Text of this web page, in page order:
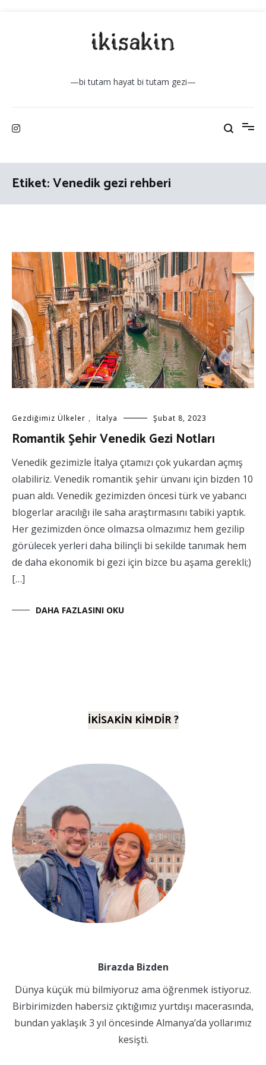
—bi tutam hayat bi tutam gezi—
Etiket:Venedik gezi rehberi
Gezdiğimiz Ülkeler , İtalya Şubat 8, 2023
Romantik Şehir Venedik Gezi Notları
Venedik gezimizle İtalya çıtamızı çok yukardan açmış
olabiliriz. Venedik romantik şehir ünvanı için bizden 10
puan aldı. Venedik gezimizden öncesi türk ve yabancı
blogerlar aracılığı ile saha araştırmasını tabiki yaptık.
Her gezimizden önce olmazsa olmazımız hem gezilip
görülecek yerleri daha bilinçli bi sekilde tanımak hem
de daha ekonomik bi gezi için bizce bu aşama gerekli;)
[…]
DAHA FAZLASINI OKU
İKİSAKİN KİMDİR ?
Birazda Bizden
Dünya küçük mü bilmiyoruz ama öğrenmek istiyoruz.
Birbirimizden habersiz çıktığımız yurtdışı macerasında,
bundan yaklaşık 3 yıl öncesinde Almanya’da yollarımız
kesişti.